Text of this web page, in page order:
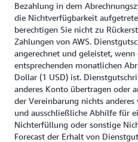
Bezahlung in dem
die Nichtverfügbarkeit
berechtigen Sie nicht zu
Zahlungen von AWS.
angerechnet und geleistet,
entsprechenden monatlichen
Dollar (1 USD) ist.
anderes Konto übertragen oder
der Vereinbarung nichts
und ausschließliche Abhilfe für
Nichterfüllung oder sonstige
Forecast der Erhalt von